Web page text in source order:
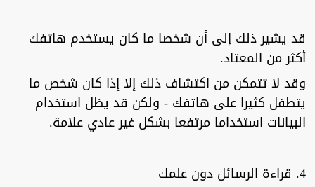
قد يشير ذلك إلى أن شخصا ما كان يستخدم هاتفك
أكثر من المعتاد.
وقد لا تتمكن من اكتشاف ذلك إلا إذا كان شخص ما
يتطفل كثيرا على هاتفك - ولكن قد يظل استخدام
البيانات استخداما مرتفعا بشكل غير عادي علامة.
4. قراءة الرسائل دون علمك